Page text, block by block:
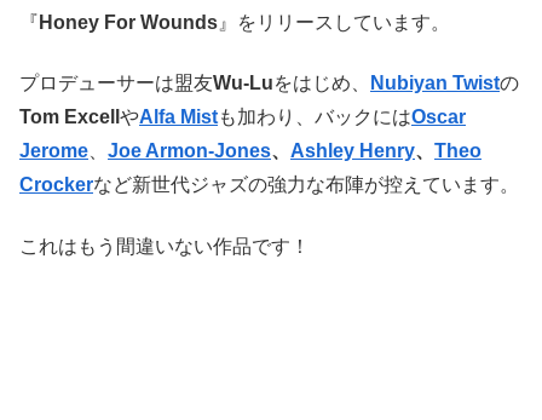
『 Honey For Wounds 』をリリースしています。
プロデューサーは盟友Wu-Luをはじめ、 Nubiyan Twistの
Tom Excell やAlfa Mistも加わり、バックにはOscar
Jerome
Joe Armon-Jones、 Ashley Henry、 Theo
Crockerなど新世代ジャズの強力な布陣が控えています。
これはもう間違いない作品です！